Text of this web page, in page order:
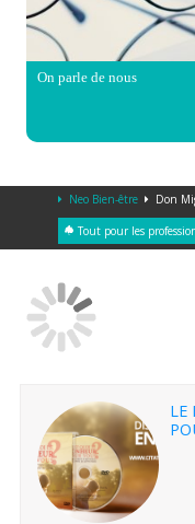
On parle de nous
Neo Bien-être Don
Tout pour les
LE